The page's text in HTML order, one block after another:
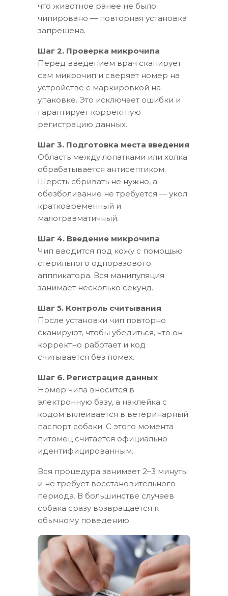
что животное ранее не было
чипировано — повторная установка
запрещена.
Шаг 2. Проверка микрочипа
Перед введением врач сканирует
сам микрочип и сверяет номер на
устройстве с маркировкой на
упаковке. Это исключает ошибки и
гарантирует корректную
регистрацию данных.
Шаг 3. Подготовка места введения
Область между лопатками или холка
обрабатывается антисептиком.
Шерсть сбривать не нужно, а
обезболивание не требуется — укол
кратковременный и
малотравматичный.
Шаг 4. Введение микрочипа
Чип вводится под кожу с помощью
стерильного одноразового
аппликатора. Вся манипуляция
занимает несколько секунд.
Шаг 5. Контроль считывания
После установки чип повторно
сканируют, чтобы убедиться, что он
корректно работает и код
считывается без помех.
Шаг 6. Регистрация данных
Номер чипа вносится в
электронную базу, а наклейка с
кодом вклеивается в ветеринарный
паспорт собаки. С этого момента
питомец считается официально
идентифицированным.
Вся процедура занимает 2–3 минуты
и не требует восстановительного
периода. В большинстве случаев
собака сразу возвращается к
обычному поведению.